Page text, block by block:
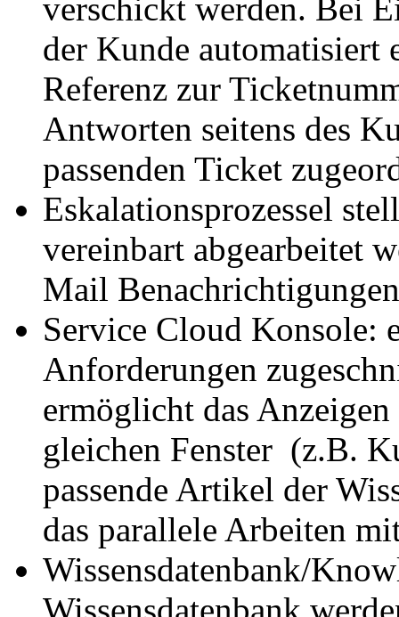
verschickt werden. Bei
der Kunde automatisiert
Referenz zur
Antworten seitens des
passenden Ticket
Eskalationsprozessel
vereinbart abgearbeitet
Mail
Service Cloud Konsole:
Anforderungen
ermöglicht das
gleichen Fenster (z.B.
passende Artikel der
das parallele Arbeiten
Wissensdatenbank/
Wissensdatenbank